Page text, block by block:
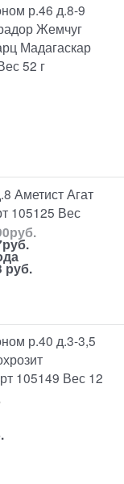
р.46 д.8-9
Жемчуг
Мадагаскар
52 г
Аметист Агат
105125 Вес
руб.
руб.
руб.
р.40 д.3-3,5
105149 Вес 12